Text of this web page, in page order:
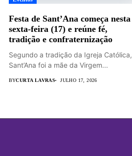
Festa de Sant’Ana começa nesta
sexta-feira (17) e reúne fé,
tradição e confraternização
Segundo a tradição da Igreja Católica,
Sant’Ana foi a mãe da Virgem...
BYCURTA LAVRAS JULHO 17, 2026